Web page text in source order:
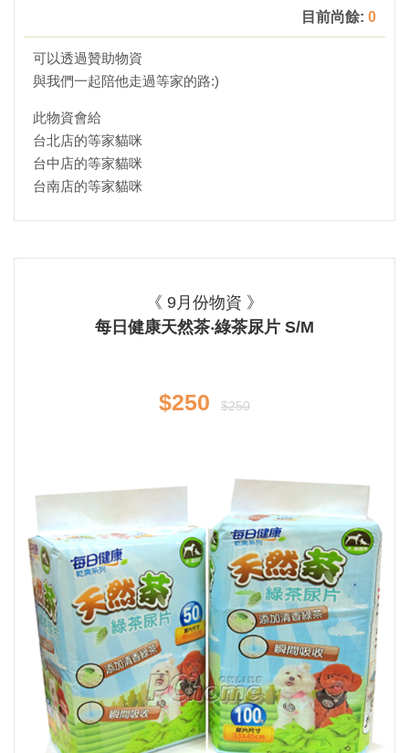
目前尚餘: 0
可以透過贊助物資
與我們一起陪他走過等家的路:)
此物資會給
台北店的等家貓咪
台中店的等家貓咪
台南店的等家貓咪
《 9月份物資 》
每日健康天然茶‧綠茶尿片 S/M
$250 $250